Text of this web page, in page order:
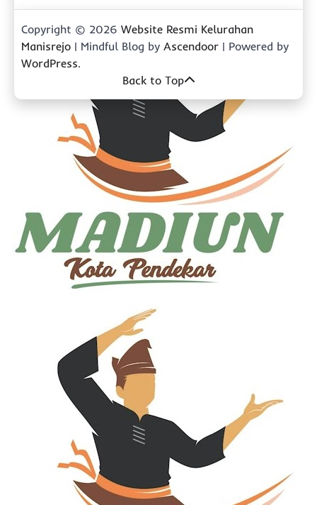
Copyright © 2026 Website Resmi Kelurahan
Manisrejo | Mindful Blog by Ascendoor | Powered by
WordPress.
Back to Top